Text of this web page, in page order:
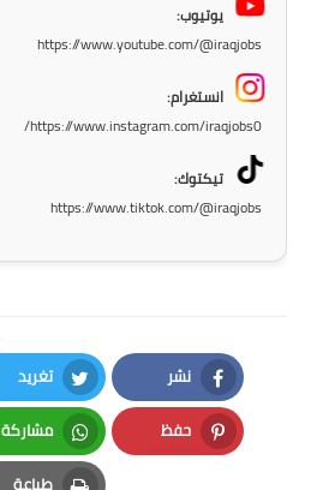
يوتيوب:
https://www.youtube.com/@iraqjobs
انستغرام:
https://www.instagram.com/iraqjobs0/
تيكتوك:
https://www.tiktok.com/@iraqjobs
نشر
Facebook
تغريد
Twitter
حفظ
Pinterest
مشاركة
Whatsapp
طباعة